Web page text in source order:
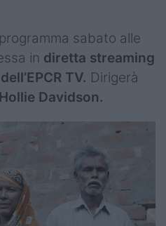
sabato alle
in diretta streaming
TV. Dirigerà
Hollie Davidson.